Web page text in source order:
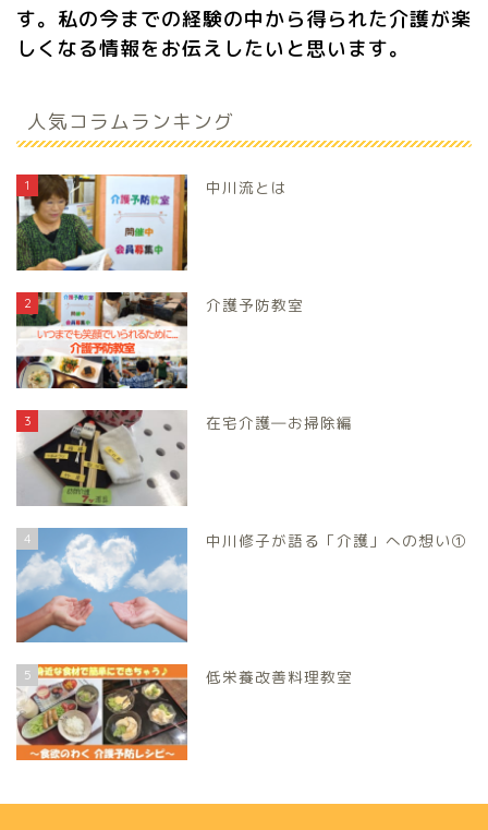
す。私の今までの経験の中から得られた介護が楽
しくなる情報をお伝えしたいと思います。
人気コラムランキング
1 中川流とは
2 介護予防教室
3 在宅介護―お掃除編
4 中川修子が語る「介護」への想い①
5 低栄養改善料理教室